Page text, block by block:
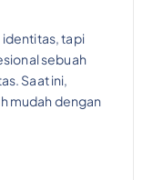
identitas, tapi
sebuah
Saat ini,
mudah dengan